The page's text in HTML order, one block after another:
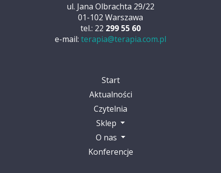
ul. Jana Olbrachta 29/22
01-102 Warszawa
tel.: 22 299 55 60
e-mail: terapia@terapia.com.pl
Start
Aktualności
Czytelnia
Sklep
O nas
Konferencje